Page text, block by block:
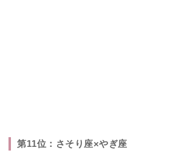
第11位：さそり座×やぎ座